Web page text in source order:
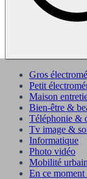
Gros
Petit
Maison
Bien-être &
Téléphonie &
Tv image &
Informatique
Photo vidéo
Mobilité
En ce moment